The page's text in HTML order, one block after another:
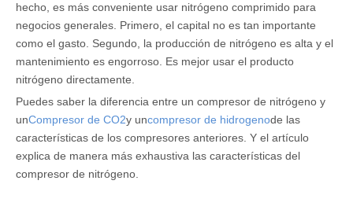
hecho, es más conveniente usar nitrógeno comprimido para
negocios generales. Primero, el capital no es tan importante
como el gasto. Segundo, la producción de nitrógeno es alta y el
mantenimiento es engorroso. Es mejor usar el producto
nitrógeno directamente.
Puedes saber la diferencia entre un compresor de nitrógeno y
unCompresor de CO2y uncompresor de hidrogenode las
características de los compresores anteriores. Y el artículo
explica de manera más exhaustiva las características del
compresor de nitrógeno.